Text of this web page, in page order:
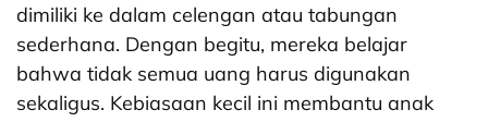
dimiliki ke dalam celengan atau tabungan
sederhana. Dengan begitu, mereka belajar
bahwa tidak semua uang harus digunakan
sekaligus. Kebiasaan kecil ini membantu anak